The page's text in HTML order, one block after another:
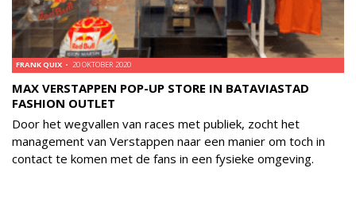
MAX VERSTAPPEN POP-UP STORE IN BATAVIASTAD
FASHION OUTLET
FRANK QUIX 20 OKTOBER 2020
Door het wegvallen van races met publiek, zocht het
management van Verstappen naar een manier om toch in
contact te komen met de fans in een fysieke omgeving.